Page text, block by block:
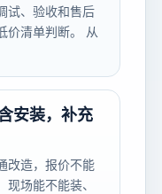
试、验收和售后
价清单判断。 从
安装，补充
改造，报价不能
场能不能装、